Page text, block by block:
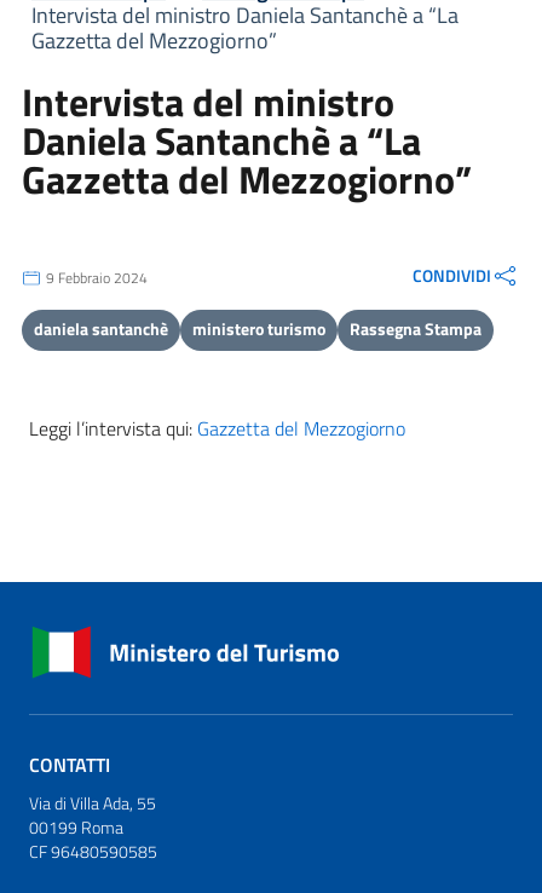
Intervista del ministro Daniela Santanchè a “La
Gazzetta del Mezzogiorno”
Intervista del ministro
Daniela Santanchè a “La
Gazzetta del Mezzogiorno”
9 Febbraio 2024 CONDIVIDI
daniela santanchè ministero turismo Rassegna Stampa
Leggi l’intervista qui: Gazzetta del Mezzogiorno
CONTATTI
Via di Villa Ada, 55
00199 Roma
CF 96480590585